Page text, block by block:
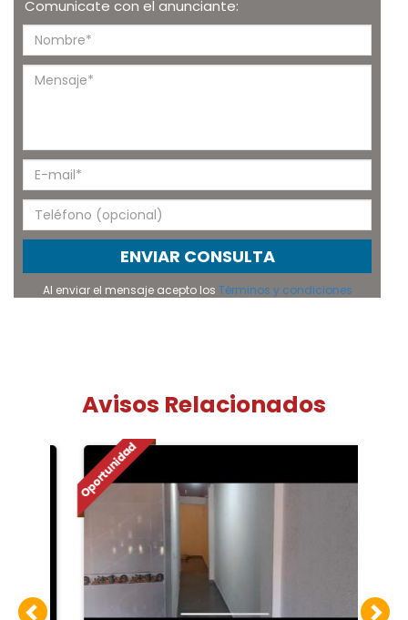
Comunicate con el anunciante:
ENVIAR CONSULTA
Al enviar el mensaje acepto los Términos y condiciones
Avisos Relacionados